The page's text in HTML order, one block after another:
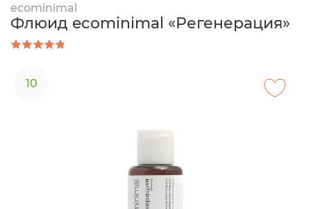
ecominimal
Флюид ecominimal «Регенерация»
10